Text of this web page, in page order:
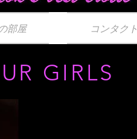
部屋 コンタクト
GIRLS